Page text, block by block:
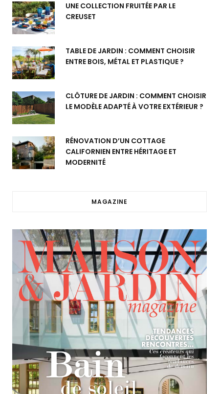
UNE COLLECTION FRUITÉE PAR LE
CREUSET
TABLE DE JARDIN : COMMENT CHOISIR
ENTRE BOIS, MÉTAL ET PLASTIQUE ?
CLÔTURE DE JARDIN : COMMENT CHOISIR
LE MODÈLE ADAPTÉ À VOTRE EXTÉRIEUR ?
RÉNOVATION D’UN COTTAGE
CALIFORNIEN ENTRE HÉRITAGE ET
MODERNITÉ
MAGAZINE